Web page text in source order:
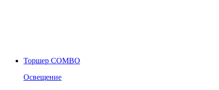
Торшер COMBO
Освещение